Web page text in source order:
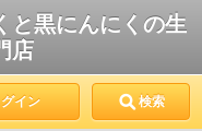
と黒にんにくの生
店
グイン 検索